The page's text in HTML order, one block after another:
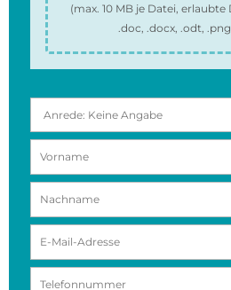
(max. 10 MBje Datei, erlaubte
.doc, .docx, .odt,